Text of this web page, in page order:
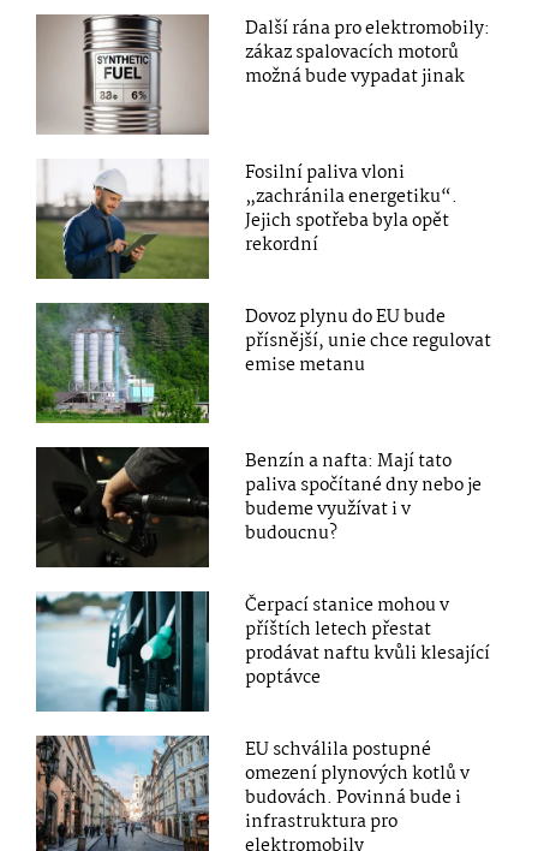
Další rána pro elektromobily:
zákaz spalovacích motorů
možná bude vypadat jinak
Fosilní paliva vloni
„zachránila energetiku“.
Jejich spotřeba byla opět
rekordní
Dovoz plynu do EU bude
přísnější, unie chce regulovat
emise metanu
Benzín a nafta: Mají tato
paliva spočítané dny nebo je
budeme využívat i v
budoucnu?
Čerpací stanice mohou v
příštích letech přestat
prodávat naftu kvůli klesající
poptávce
EU schválila postupné
omezení plynových kotlů v
budovách. Povinná bude i
infrastruktura pro